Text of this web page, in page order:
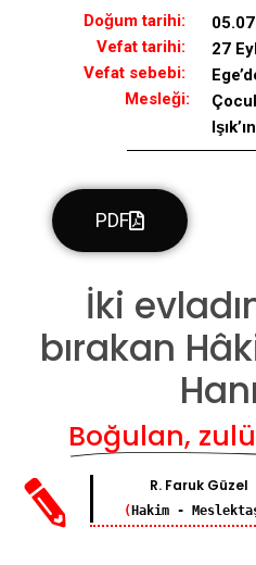
Doğum tarihi:
Vefat tarihi:
Vefat sebebi:
Mesleği:
27
PDF
İki
bırakan
Boğulan,
R. Faruk Güzel
(Hakim -